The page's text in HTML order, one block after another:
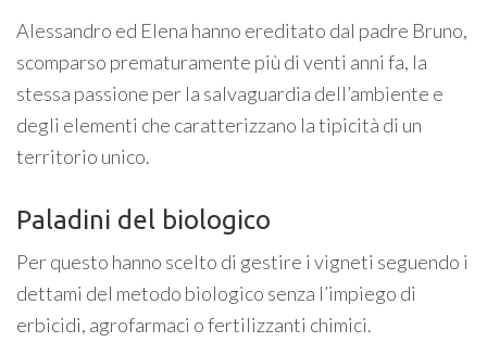
Alessandro ed Elena hanno ereditato dal padre Bruno,
scomparso prematuramente più di venti anni fa, la
stessa passione per la salvaguardia dell’ambiente e
degli elementi che caratterizzano la tipicità di un
territorio unico.
Paladini del biologico
Per questo hanno scelto di gestire i vigneti seguendo i
dettami del metodo biologico senza l’impiego di
erbicidi, agrofarmaci o fertilizzanti chimici.